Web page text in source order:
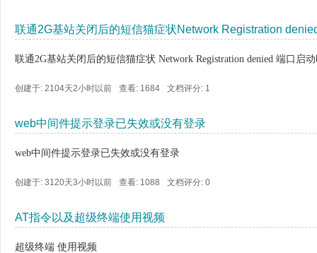
联通2G基站关闭后的短信猫症状Network Registration
联通2G基站关闭后的短信猫症状 Network Registration denied 端口启
创建于: 2104天2小时以前 查看: 1684 文档评分: 1
web中间件提示登录已失效或没有登录
web中间件提示登录已失效或没有登录
创建于: 3120天3小时以前 查看: 1088 文档评分: 0
AT指令以及超级终端使用视频
超级终端 使用视频